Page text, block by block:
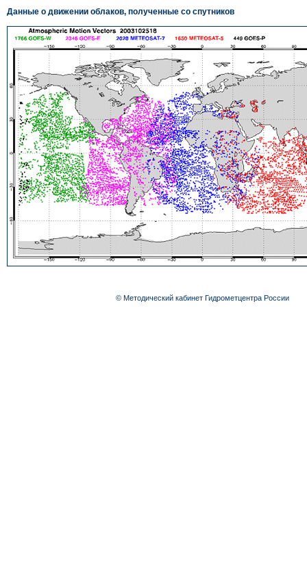
Данные о движении облаков, полученные со спутников
© Методический кабинет Гидрометцентра России